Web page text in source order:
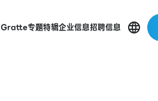
Gratte专题特辑企业信息招聘信息